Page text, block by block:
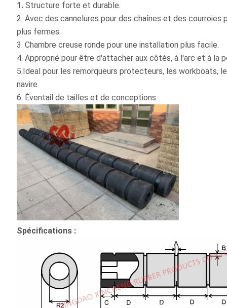
1. Structure forte et durable.
2. Avec des cannelures pour des chaînes et des
plus fermes.
3. Chambre creuse ronde pour une installation plus facile.
4. Approprié pour être d'attacher aux côtés, à l'arc et à la
5.Ideal pour les remorqueurs protecteurs, les workboats,
navire
6. Éventail de tailles et de conceptions.
Spécifications :